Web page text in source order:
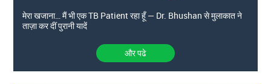
मेरा खजाना… मैं भी एक TB Patient रहा हूँ — Dr. Bhushan से मुलाकात ने
ताज़ा कर दीं पुरानी यादें
और पढे